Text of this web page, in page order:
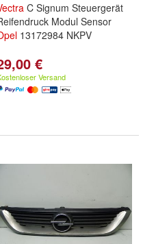
C Signum Steuergerät
Modul Sensor
13172984 NKPV
€
Versand